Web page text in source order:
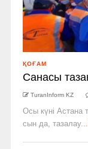
ҚОҒАМ
Санасы
TuranInform KZ
Осы күні Астана
сын да, тазалау...